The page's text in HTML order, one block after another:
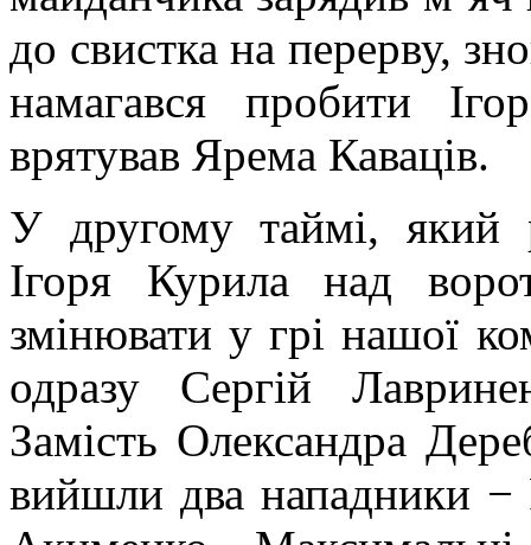
до свистка на перерву,
намагався пробити
врятував Ярема Каваців.
У другому таймі, який
Ігоря Курила над
змінювати у грі нашої
одразу Сергій
Замість Олександра
вийшли два нападники −